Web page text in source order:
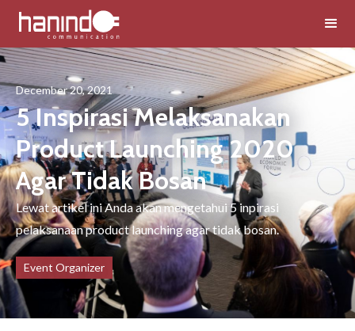
December 20, 2021
5 Inspirasi Melaksanakan
Product Launching 2020
Agar Tidak Bosan
Lewat artikel ini Anda akan mengetahui 5 inpirasi
pelaksanaan product launching agar tidak bosan.
Event Organizer